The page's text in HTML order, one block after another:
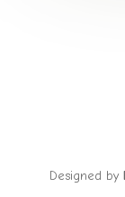
Designed by